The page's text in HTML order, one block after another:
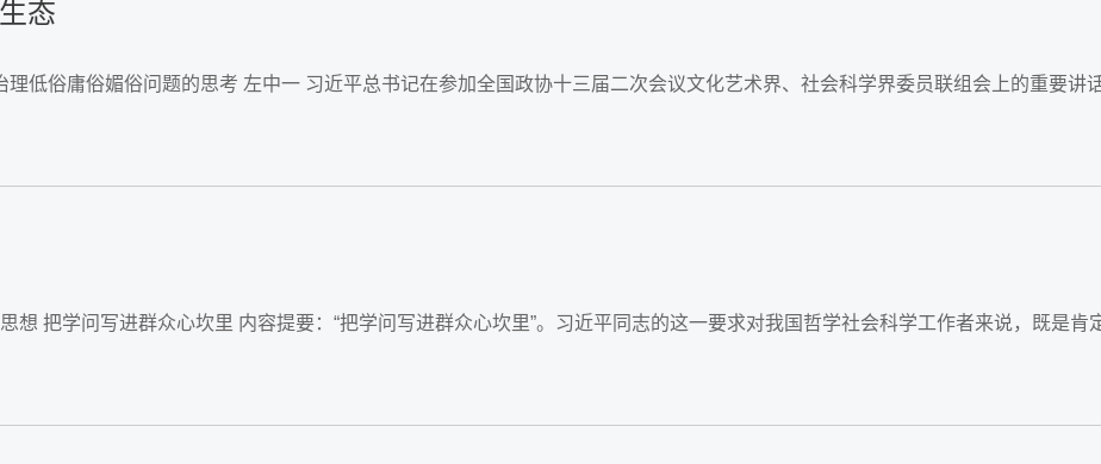
态
低俗庸俗媚俗问题的思考 左中一 习近平总书记在参加全国政协十三届二次会议文化艺术界、社会科学界委员联组会上的重要讲
想 把学问写进群众心坎里 内容提要：“把学问写进群众心坎里”。习近平同志的这一要求对我国哲学社会科学工作者来说，既是肯